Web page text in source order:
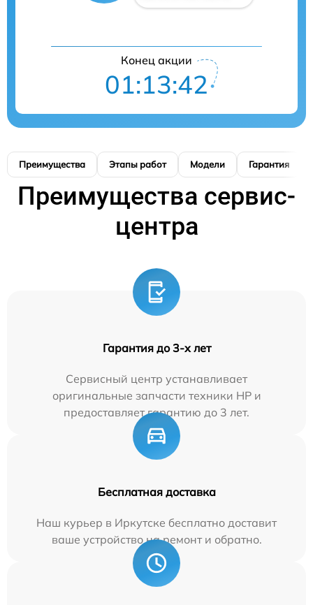
Конец акции
01:13:41
Преимущества Этапы работ Модели Гарантия
Преимущества сервис-
центра
Гарантия до 3-х лет
Сервисный центр устанавливает
оригинальные запчасти техники HP и
предоставляет гарантию до 3 лет.
Бесплатная доставка
Наш курьер в Иркутске бесплатно доставит
ваше устройство на ремонт и обратно.